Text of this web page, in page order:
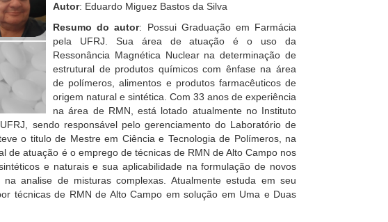
Autor: Eduardo Miguez Bastos da Silva
Resumo do autor: Possui Graduação em Farmácia
pela UFRJ. Sua área de atuação é o uso da
Ressonância Magnética Nuclear na determinação de
estrutural de produtos químicos com ênfase na área
de polímeros, alimentos e produtos farmacêuticos de
origem natural e sintética. Com 33 anos de experiência
na área de RMN, está lotado atualmente no Instituto
sendo responsável pelo gerenciamento do Laboratório de
o titulo de Mestre em Ciência e Tecnologia de Polímeros, na
de atuação é o emprego de técnicas de RMN de Alto Campo nos
e naturais e sua aplicabilidade na formulação de novos
analise de misturas complexas. Atualmente estuda em seu
técnicas de RMN de Alto Campo em solução em Uma e Duas